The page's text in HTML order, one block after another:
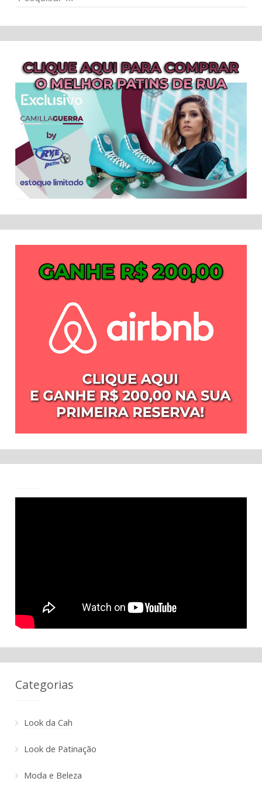
Categorias
Look da Cah
Look de Patinação
Moda e Beleza